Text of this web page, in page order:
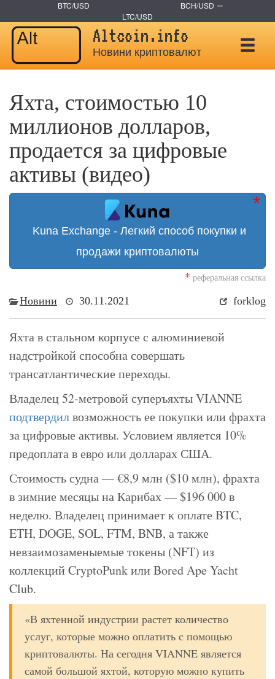
BTC/USD
BCH/USD
LTC/USD
Altcoin.info
Новини криптовалют
Яхта, стоимостью 10
миллионов долларов,
продается за цифровые
активы (видео)
Kuna Exchange - Легкий способ покупки и
продажи криптовалюты
* реферальная ссылка
Новини 30.11.2021 forklog
Яхта в стальном корпусе с алюминиевой
надстройкой способна совершать
трансатлантические переходы.
Владелец 52-метровой суперъяхты VIANNE
подтвердилвозможность ее покупки или фрахта
за цифровые активы. Условием является 10%
предоплата в евро или долларах США.
Стоимость судна — €8,9 млн ($10 млн), фрахта
в зимние месяцы на Карибах — $196 000 в
неделю. Владелец принимает к оплате BTC,
ETH, DOGE, SOL, FTM, BNB, а также
невзаимозаменыемые токены (NFT) из
коллекций CryptoPunk или Bored Ape Yacht
Club.
«В яхтенной индустрии растет количество
услуг, которые можно оплатить с помощью
криптовалюты. На сегодня VIANNE является
самой большой яхтой, которую можно купить